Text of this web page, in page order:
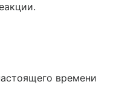
времени